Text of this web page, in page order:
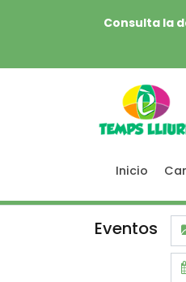
Consulta la
Inicio
Eventos